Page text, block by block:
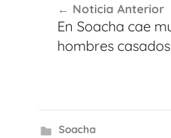
de
entradas
Noticia Anterior
En Soacha cae
hombres casados
Soacha